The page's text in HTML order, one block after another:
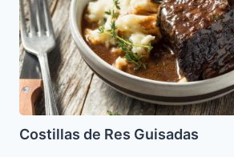
Costillas de Res Guisadas